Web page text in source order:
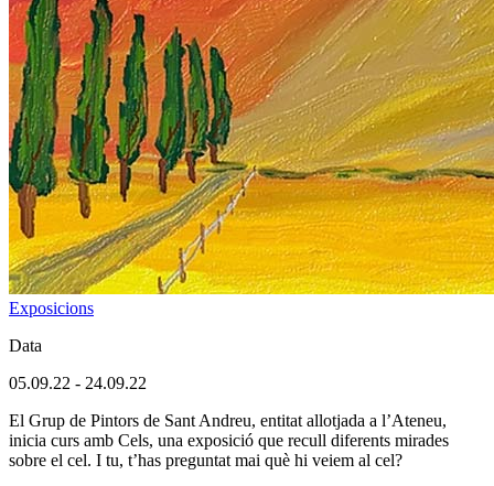
Exposicions
Data
05.09.22 - 24.09.22
El Grup de Pintors de Sant Andreu, entitat allotjada a l’Ateneu,
inicia curs amb Cels, una exposició que recull diferents mirades
sobre el cel. I tu, t’has preguntat mai què hi veiem al cel?